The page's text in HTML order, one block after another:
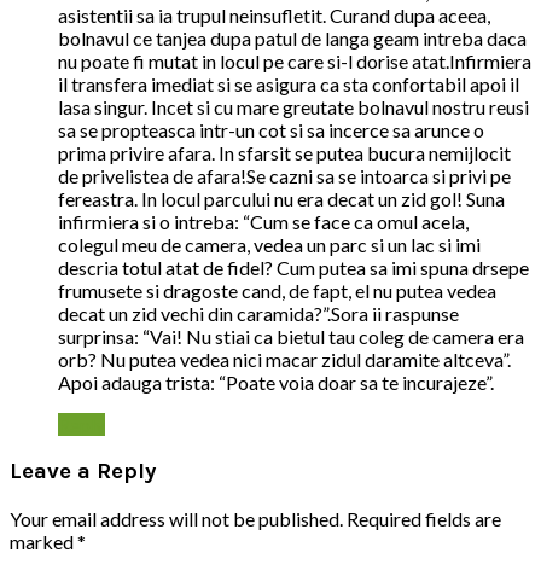
asistentii sa ia trupul neinsufletit. Curand dupa aceea,
bolnavul ce tanjea dupa patul de langa geam intreba daca
nu poate fi mutat in locul pe care si-l dorise atat.Infirmiera
il transfera imediat si se asigura ca sta confortabil apoi il
lasa singur. Incet si cu mare greutate bolnavul nostru reusi
sa se propteasca intr-un cot si sa incerce sa arunce o
prima privire afara. In sfarsit se putea bucura nemijlocit
de privelistea de afara!Se cazni sa se intoarca si privi pe
fereastra. In locul parcului nu era decat un zid gol! Suna
infirmiera si o intreba: “Cum se face ca omul acela,
colegul meu de camera, vedea un parc si un lac si imi
descria totul atat de fidel? Cum putea sa imi spuna drsepe
frumusete si dragoste cand, de fapt, el nu putea vedea
decat un zid vechi din caramida?”.Sora ii raspunse
surprinsa: “Vai! Nu stiai ca bietul tau coleg de camera era
orb? Nu putea vedea nici macar zidul daramite altceva”.
Apoi adauga trista: “Poate voia doar sa te incurajeze”.
Leave a Reply
Your email address will not be published. Required fields are
marked*